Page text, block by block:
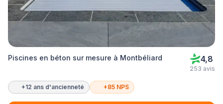
Piscines en béton sur mesure à Montbéliard 4,8
253 avis
+12 ans d'ancienneté +85 NPS